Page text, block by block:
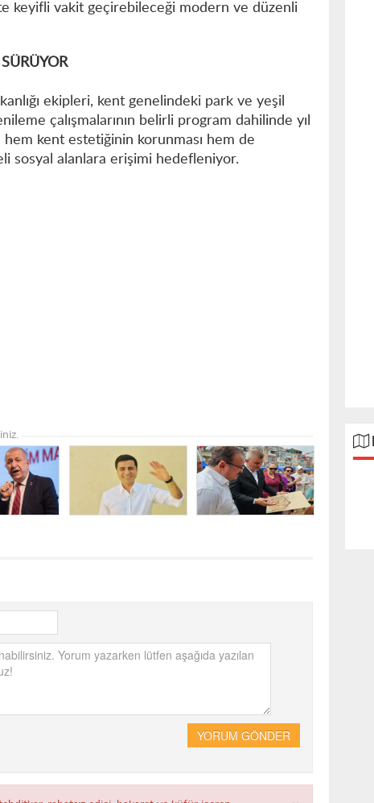
keyifli vakit geçirebileceği modern ve düzenli
ekipleri, kent genelindeki park ve yeşil
çalışmalarının belirli program dahilinde yıl
kent estetiğinin korunması hem de
sosyal alanlara erişimi hedefleniyor.
YORUM GÖNDER